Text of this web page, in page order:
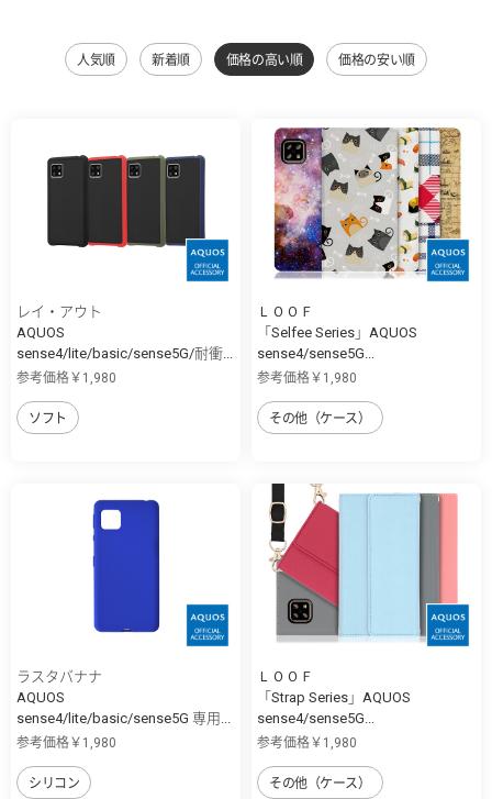
人気順 新着順 価格の高い順 価格の安い順
レイ・アウト
AQUOS
sense4/lite/basic/sense5G/耐衝...
参考価格￥1,980
ソフト
ＬＯＯＦ
「Selfee Series」AQUOS
sense4/sense5G...
参考価格￥1,980
その他（ケース）
ラスタバナナ
AQUOS
sense4/lite/basic/sense5G 専用...
参考価格￥1,980
シリコン
ＬＯＯＦ
「Strap Series」AQUOS
sense4/sense5G...
参考価格￥1,980
その他（ケース）